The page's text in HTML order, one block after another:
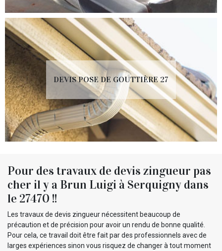
DEVIS POSE DE GOUTTIÈRE 27
Pour des travaux de devis zingueur pas
cher il y a Brun Luigi à Serquigny dans
le 27470 !!
Les travaux de devis zingueur nécessitent beaucoup de
précaution et de précision pour avoir un rendu de bonne qualité.
Pour cela, ce travail doit être fait par des professionnels avec de
larges expériences sinon vous risquez de changer à tout moment